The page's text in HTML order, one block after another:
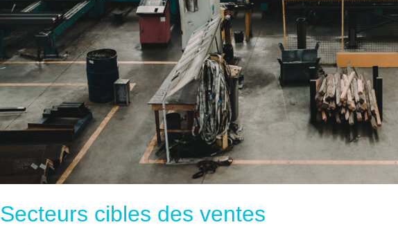
Secteurs cibles des ventes